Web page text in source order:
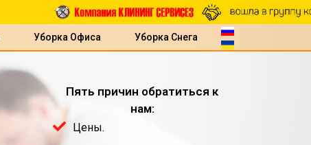
Уборка Офиса Уборка Снега
Пять причин обратиться к
нам:
Цены.